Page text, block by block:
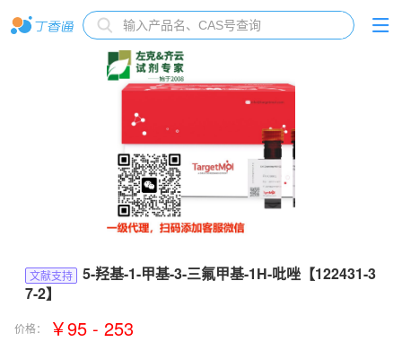
文献支持
5-羟基-1-甲基-3-三氟甲基-1H-吡唑【122431-3
7-2】
价格： ￥95 - 253